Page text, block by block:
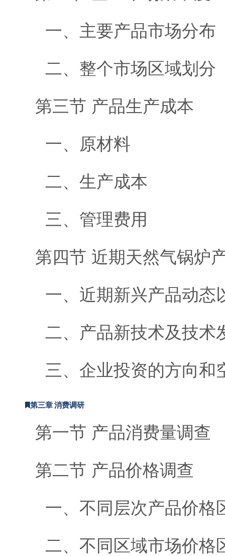
一、主要产品市场分布
二、整个市场区域划分
第三节 产品生产成本
一、原材料
二、生产成本
三、管理费用
第四节 近期天然气锅炉
一、近期新兴产品动态
二、产品新技术及技术
三、企业投资的方向和
第三章 消费调研
第一节 产品消费量调查
第二节 产品价格调查
一、不同层次产品价格
二、不同区域市场价格